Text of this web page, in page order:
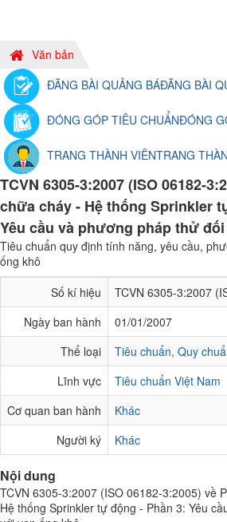
Văn bản
ĐĂNG BÀI QUẢNG BÁĐĂNG BÀI
ĐÓNG GÓP TIÊU CHUẨNĐÓNG
TRANG THÀNH VIÊNTRANG
TCVN 6305-3:2007 (ISO 06182-
chữa cháy - Hệ thống Sprinkler
Yêu cầu và phương pháp thử
Tiêu chuẩn quy định tính năng, yêu cầu,
ống khô
Số kí hiệu
TCVN 6305-3:2007
Ngày ban hành
01/01/2007
Thể loại
Tiêu chuẩn, Quy
Lĩnh vực
Tiêu chuẩn Việt Nam
Cơ quan ban hành
Khác
Người ký
Khác
Nội dung
TCVN 6305-3:2007 (ISO 06182-3:2005) về
Hệ thống Sprinkler tự động - Phần 3: Yêu